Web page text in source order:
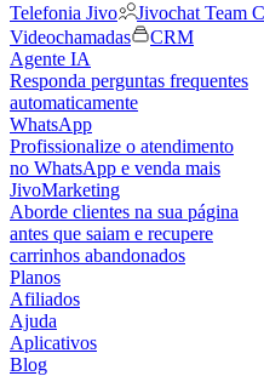
Telefonia Jivo
Jivochat Team
Videochamadas
CRM
Agente IA
Responda perguntas frequentes
automaticamente
WhatsApp
Profissionalize o atendimento
no WhatsApp e venda mais
JivoMarketing
Aborde clientes na sua página
antes que saiam e recupere
carrinhos abandonados
Planos
Afiliados
Ajuda
Aplicativos
Blog